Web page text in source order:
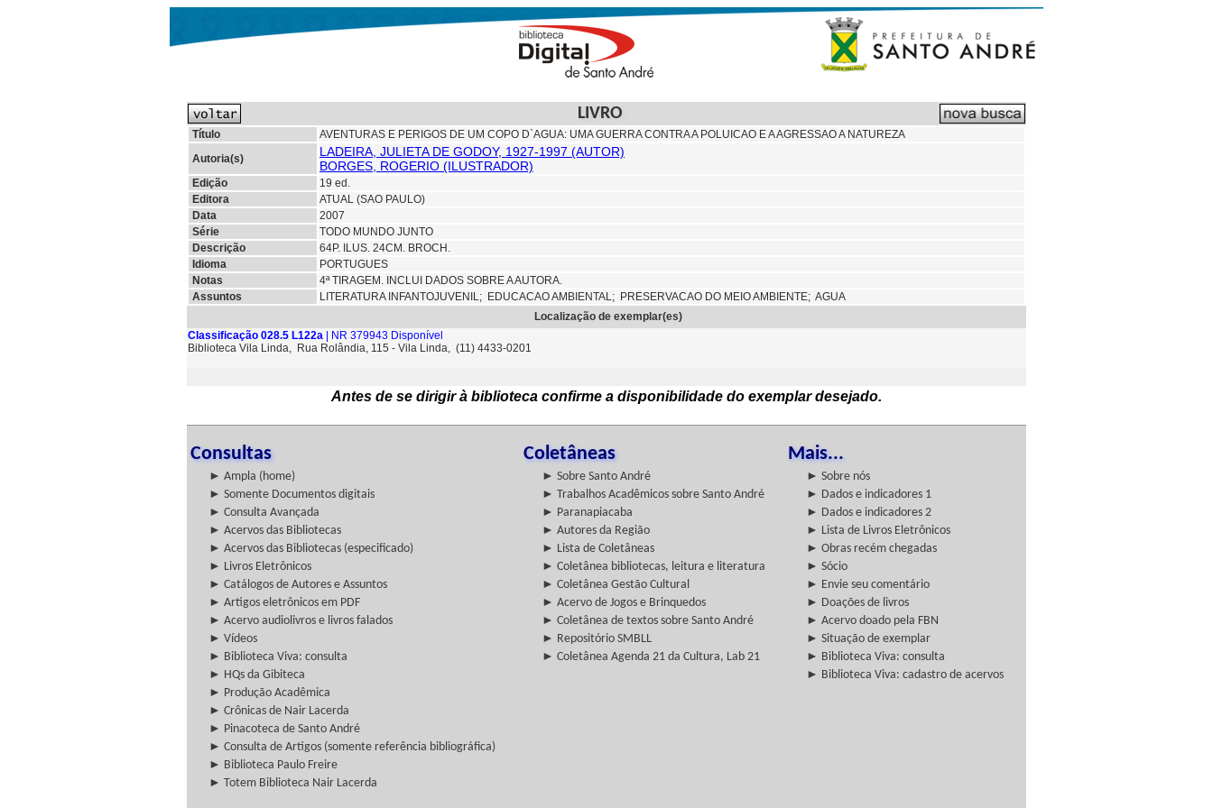
LIVRO
Título
AVENTURAS E PERIGOS DE UM COPO D`AGUA: UMA GUERRA CONTRA A POLUICAO E A AGRESSAO A NATUREZA
Autoria(s)
LADEIRA, JULIETA DE GODOY, 1927-1997 (AUTOR)
BORGES, ROGERIO (ILUSTRADOR)
Edição
19 ed.
Editora
ATUAL (SAO PAULO)
Data
2007
Série
TODO MUNDO JUNTO
Descrição
64P. ILUS. 24CM. BROCH.
Idioma
PORTUGUES
Notas
4ª TIRAGEM. INCLUI DADOS SOBRE A AUTORA.
Assuntos
LITERATURA INFANTOJUVENIL; EDUCACAO AMBIENTAL; PRESERVACAO DO MEIO AMBIENTE; AGUA
Localização de exemplar(es)
Classificação 028.5 L122a | NR 379943 Disponível
Biblioteca Vila Linda, Rua Rolândia, 115 - Vila Linda, (11) 4433-0201
Antes de se dirigir à biblioteca confirme a disponibilidade do exemplar desejado.
Consultas Coletâneas Mais...
► Ampla (home) ► Sobre Santo André
► Sobre nós
► Somente Documentos digitais
► Trabalhos Acadêmicos sobre Santo André
► Dados e indicadores 1
► Consulta Avançada
► Paranapiacaba
► Dados e indicadores 2
► Acervos das Bibliotecas
► Autores da Região
► Lista de Livros Eletrônicos
► Acervos das Bibliotecas (especificado)
► Lista de Coletâneas
► Obras recém chegadas
► Livros Eletrônicos
► Coletânea bibliotecas, leitura e literatura
► Sócio
► Catálogos de Autores e Assuntos
► Coletânea Gestão Cultural
► Envie seu comentário
► Artigos eletrônicos em PDF
► Acervo de Jogos e Brinquedos
► Doações de livros
► Acervo audiolivros e livros falados
► Coletânea de textos sobre Santo André
► Acervo doado pela FBN
► Vídeos
► Repositório SMBLL
► Situação de exemplar
► Biblioteca Viva: consulta
► Coletânea Agenda 21 da Cultura, Lab 21
► Biblioteca Viva: consulta
► HQs da Gibiteca
► Biblioteca Viva: cadastro de acervos
► Produção Acadêmica
► Crônicas de Nair Lacerda
► Pinacoteca de Santo André
► Consulta de Artigos (somente referência bibliográfica)
► Biblioteca Paulo Freire
► Totem Biblioteca Nair Lacerda